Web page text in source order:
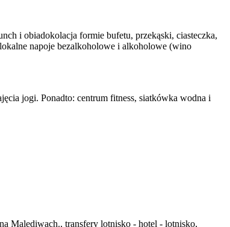
i obiadokolacja formie bufetu, przekąski, ciasteczka,
napoje bezalkoholowe i alkoholowe (wino
jogi. Ponadto: centrum fitness, siatkówka wodna i
Malediwach., transfery lotnisko - hotel - lotnisko,